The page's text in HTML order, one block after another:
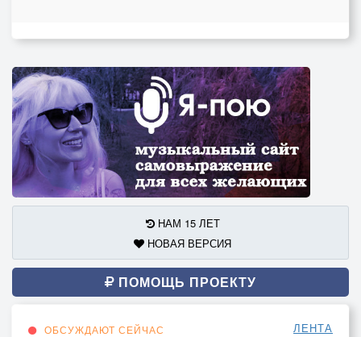
НАМ 15 ЛЕТ
НОВАЯ ВЕРСИЯ
ПОМОЩЬ ПРОЕКТУ
ОБСУЖДАЮТ СЕЙЧАС ЛЕНТА